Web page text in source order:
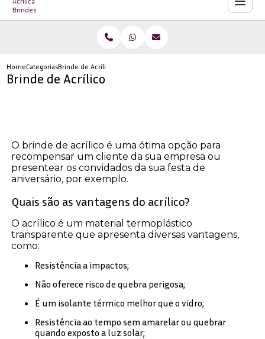
HomeCategoriasBrinde de Acrílico
Brinde de Acrílico
O brinde de acrílico é uma ótima opção para
recompensar um cliente da sua empresa ou
presentear os convidados da sua festa de
aniversário, por exemplo.
Quais são as vantagens do acrílico?
O acrílico é um material termoplástico
transparente que apresenta diversas vantagens,
como:
Resistência a impactos;
Não oferece risco de quebra perigosa;
É um isolante térmico melhor que o vidro;
Resistência ao tempo sem amarelar ou quebrar
quando exposto a luz solar;